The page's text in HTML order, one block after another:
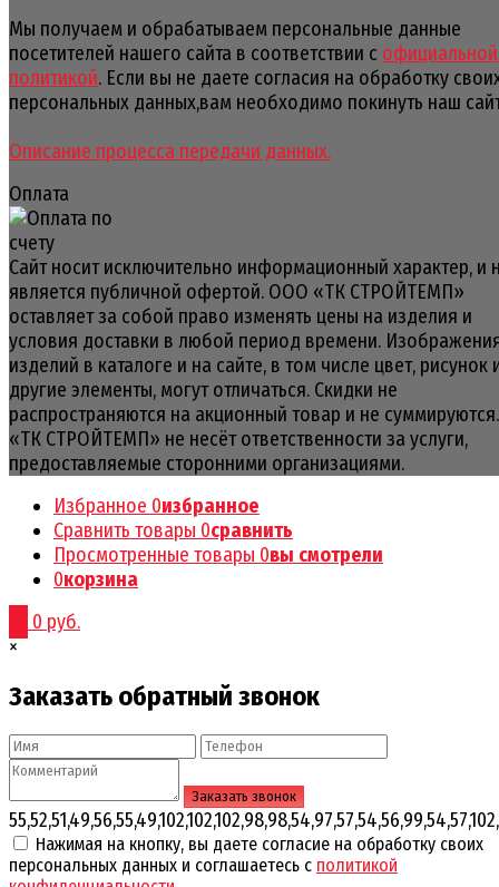
Мы получаем и обрабатываем персональные данные
посетителей нашего сайта в соответствии с официальной
политикой. Если вы не даете согласия на обработку
персональных данных,вам необходимо покинуть наш
Описание процесса передачи данных.
Оплата
Сайт носит исключительно информационный характер, и
является публичной офертой. ООО «ТК СТРОЙТЕМП»
оставляет за собой право изменять цены на изделия и
условия доставки в любой период времени.
изделий в каталоге и на сайте, в том числе цвет, рисунок
другие элементы, могут отличаться. Скидки не
распространяются на акционный товар и не
«ТК СТРОЙТЕМП» не несёт ответственности за услуги,
предоставляемые сторонними организациями.
Избранное 0избранное
Сравнить товары 0сравнить
Просмотренные товары 0вы смотрели
0корзина
0 руб.
×
Заказать обратный звонок
Нажимая на кнопку, вы даете согласие на обработку своих
персональных данных и соглашаетесь с политикой